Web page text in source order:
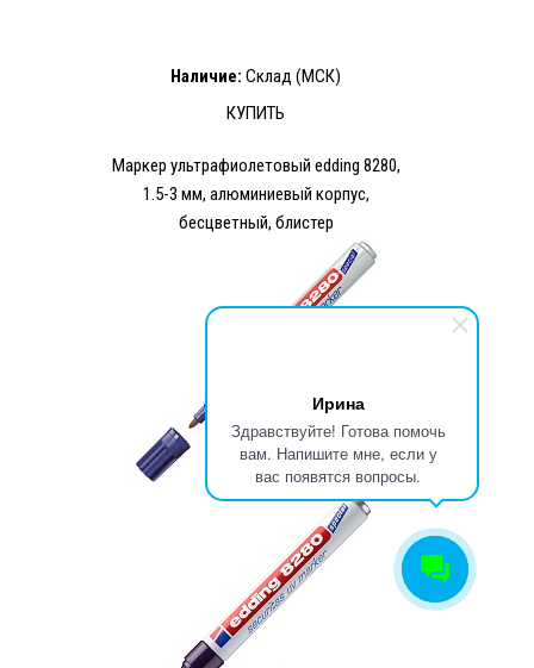
Ирина
Здравствуйте! Готова помочь
вам. Напишите мне, если у
вас появятся вопросы.
Наличие: Склад (МСК)
КУПИТЬ
Маркер ультрафиолетовый edding 8280,
1.5-3 мм, алюминиевый корпус,
бесцветный, блистер